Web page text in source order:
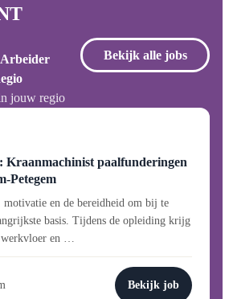
Arbeider
jouw regio
Bekijk alle jobs
Kraanmachinist paalfunderingen
Petegem
motivatie en de bereidheid om bij te
basis. Tijdens de opleiding krijg
en …
Bekijk job